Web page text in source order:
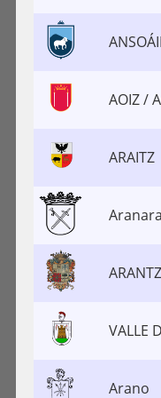
AOIZ /
ARAITZ
VALLE
Arano